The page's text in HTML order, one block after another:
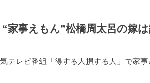
“家事えもん”松橋周太呂の嫁
気テレビ番組「得する人損する人」で家